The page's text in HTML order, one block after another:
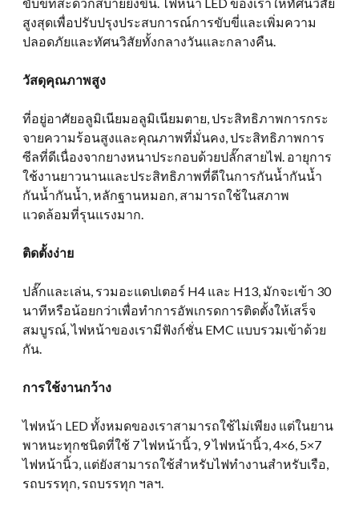
สูงสุดเพื่อปรับปรุงประสบการณ์การขับขี่และเพิ่มความ
ปลอดภัยและทัศนวิสัยทั้งกลางวันและกลางคืน.
วัสดุคุณภาพสูง
ที่อยู่อาศัยอลูมิเนียมอลูมิเนียมตาย, ประสิทธิภาพการกระ
จายความร้อนสูงและคุณภาพที่มั่นคง, ประสิทธิภาพการ
ซีลที่ดีเนื่องจากยางหนาประกอบด้วยปลั๊กสายไฟ. อายุการ
ใช้งานยาวนานและประสิทธิภาพที่ดีในการกันน้ำกันน้ำ
กันน้ำกันน้ำ, หลักฐานหมอก, สามารถใช้ในสภาพ
แวดล้อมที่รุนแรงมาก.
ติดตั้งง่าย
ปลั๊กและเล่น, รวมอะแดปเตอร์ H4 และ H13, มักจะเข้า 30
นาทีหรือน้อยกว่าเพื่อทำการอัพเกรดการติดตั้งให้เสร็จ
สมบูรณ์, ไฟหน้าของเรามีฟังก์ชั่น EMC แบบรวมเข้าด้วย
กัน.
การใช้งานกว้าง
ไฟหน้า LED ทั้งหมดของเราสามารถใช้ไม่เพียง แต่ในยาน
พาหนะทุกชนิดที่ใช้ 7 ไฟหน้านิ้ว, 9 ไฟหน้านิ้ว, 4×6, 5×7
ไฟหน้านิ้ว, แต่ยังสามารถใช้สำหรับไฟทำงานสำหรับเรือ,
รถบรรทุก, รถบรรทุก ฯลฯ.